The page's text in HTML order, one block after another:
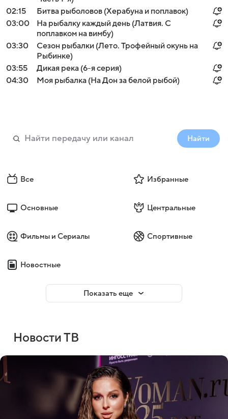
02:15
Битва рыболовов (Херабуна и поплавок)
03:00
На рыбалку каждый день (Латвия. С
поплавком на вимбу)
03:30
Сезон рыбалки (Лето. Трофейный окунь на
Рыбинке)
03:55
Дикая река (6-я серия)
04:30
Моя рыбалка (На Дон за белой рыбой)
Найти
Все Избранные
Основные Центральные
Фильмы и Сериалы Спортивные
Новостные
Показать еще
Новости ТВ